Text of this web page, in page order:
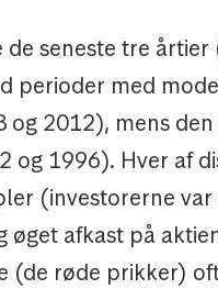
de seneste tre
perioder med
og 2012), mens
og 1996). Hver af
(investorerne
øget afkast på
(de røde prikker)